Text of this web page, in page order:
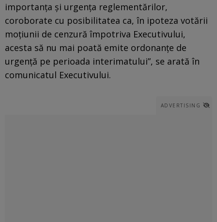
importanța și urgența reglementărilor,
coroborate cu posibilitatea ca, în ipoteza votării
moțiunii de cenzură împotriva Executivului,
acesta să nu mai poată emite ordonanțe de
urgență pe perioada interimatului”, se arată în
comunicatul Executivului.
ADVERTISING